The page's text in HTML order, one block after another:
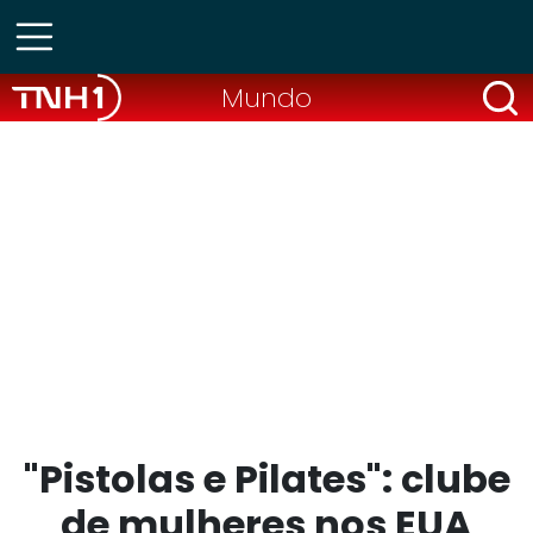
Mundo
"Pistolas e Pilates": clube